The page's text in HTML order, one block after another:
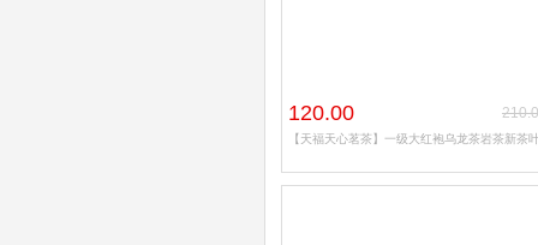
佳果源
120.00
【天福天心茗茶】一级大红袍乌龙茶岩茶新茶